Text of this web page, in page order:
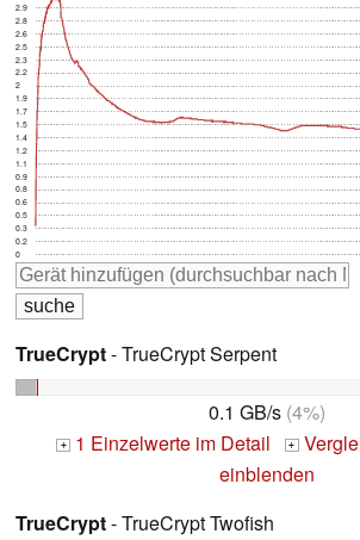
0
0.2
0.3
0.5
0.6
0.8
0.9
1.1
1.2
1.4
1.5
1.7
1.9
2
2.2
2.3
2.5
2.6
2.8
2.9
TrueCrypt- TrueCrypt Serpent
0.1 GB/s (4%)
+ 1 Einzelwerte im Detail +
einblenden
TrueCrypt- TrueCrypt Twofish